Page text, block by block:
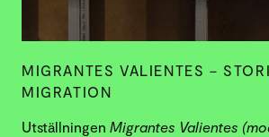
MIGRANTES VALIENTES –
MIGRATION
Utställningen Migrantes Valientes